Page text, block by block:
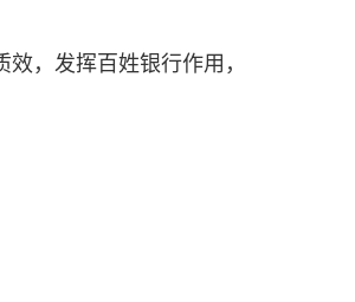
，发挥百姓银行作用，